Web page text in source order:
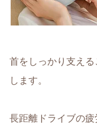
首をしっかり支え
します。
長距離ドライブの疲